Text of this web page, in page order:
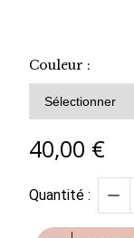
Couleur :
40,00 €
Quantité :